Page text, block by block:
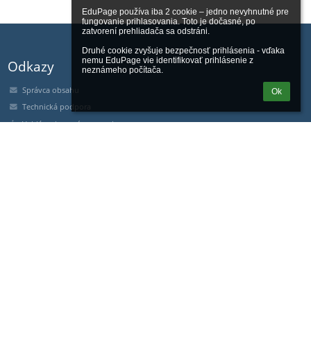
EduPage používa iba 2 cookie – jedno nevyhnutné pre
fungovanie prihlasovania. Toto je dočasné, po
zatvorení prehliadača sa odstráni.
Druhé cookie zvyšuje bezpečnosť prihlásenia - vďaka
nemu EduPage vie identifikovať prihlásenie z
neznámeho počítača.
Ok
Odkazy
Správca obsahu
Technická podpora
Vyhlásenie o prístupnosti